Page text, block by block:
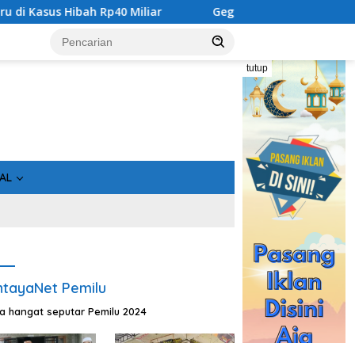
Rp40 Miliar Geger! 5 Komisioner KPU Kotim
tutup
Pemilu
hangat seputar Pemilu 2024